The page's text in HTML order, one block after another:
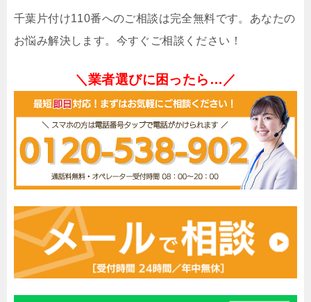
千葉片付け110番へのご相談は完全無料です。あなたの
お悩み解決します。今すぐご相談ください！
＼業者選びに困ったら…／